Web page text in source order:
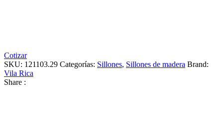
Cotizar
SKU: 121103.29 Categorías: Sillones, Sillones de madera Brand:
Vila Rica
Share :